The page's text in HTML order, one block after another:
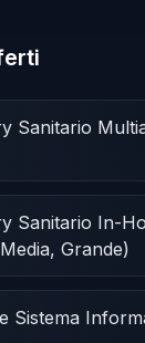
Sanitario
Sanitario In-
Grande)
Sistema